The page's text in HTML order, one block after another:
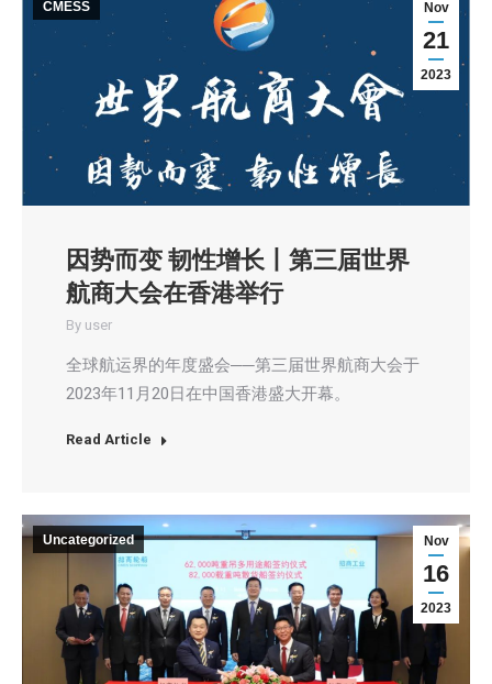
Nov
21
2023
CMESS
因势而变 韧性增长丨第三届世界
航商大会在香港举行
By user
全球航运界的年度盛会──第三届世界航商大会于
2023年11月20日在中国香港盛大开幕。
Read Article
Nov
16
2023
Uncategorized